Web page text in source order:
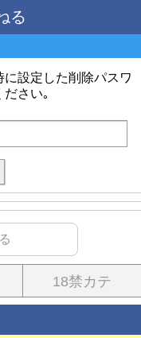
る
設定した削除パスワ
さい｡
18禁カテ